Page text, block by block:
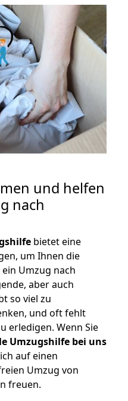
und helfen
nach
bietet eine
um Ihnen die
Umzug nach
aber auch
so viel zu
und oft fehlt
erledigen. Wenn Sie
Umzugshilfe bei uns
auf einen
Umzug von
freuen.